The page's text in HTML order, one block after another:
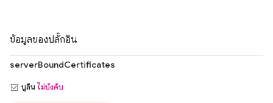
ข้อมูลของปลั๊กอิน
serverBoundCertificates
บูลีน ไม่บังคับ